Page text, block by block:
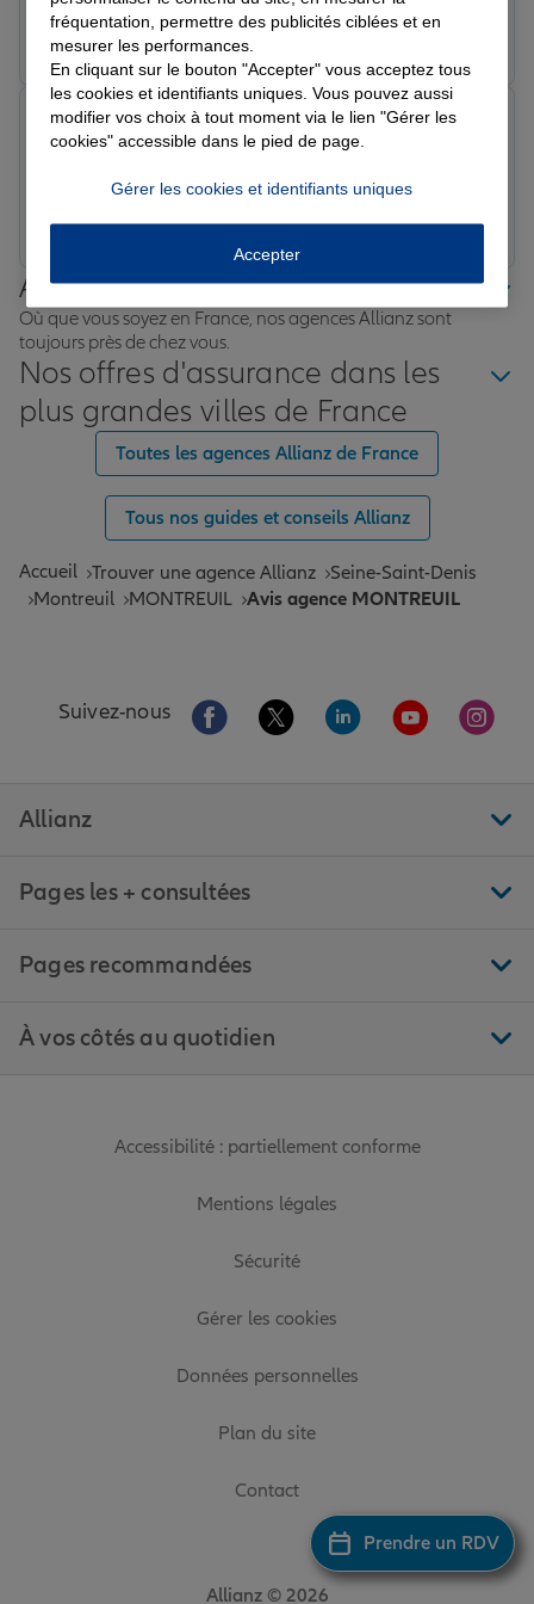
Prendre un RDV
Prendre un RDV
Note de 5 sur 5
Guiqiu P.
Prendre un RDV Voir l'agence
Allianz proche de chez vous
Où que vous soyez en France, nos agences Allianz sont
toujours près de chez vous.
Nos offres d'assurance dans les
plus grandes villes de France
Toutes les agences Allianz de France
Tous nos guides et conseils Allianz
Accueil Trouver une agence Allianz
Seine-Saint-Denis
Montreuil
MONTREUIL Avis agence MONTREUIL
Suivez-nous Aller sur la page Facebook de Allianz
Aller sur la page Twitter de
Aller sur la page
Aller sur la
Aller
Allianz
Pages les + consultées
Pages recommandées
À vos côtés au quotidien
Accessibilité : partiellement conforme
Mentions légales
Sécurité
Gérer les cookies
Données personnelles
Plan du site
Contact
Allianz © 2026
fréquentation, permettre des publicités ciblées et en
mesurer les performances.
En cliquant sur le bouton "Accepter" vous acceptez tous
les cookies et identifiants uniques. Vous pouvez aussi
modifier vos choix à tout moment via le lien "Gérer les
cookies" accessible dans le pied de page.
Gérer les cookies et identifiants uniques
Accepter